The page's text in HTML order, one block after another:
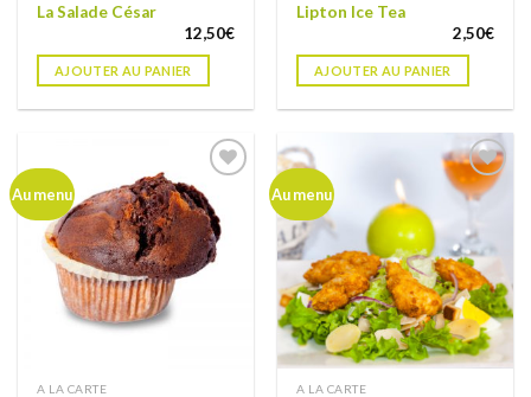
La Salade César
12,50€
AJOUTER AU PANIER
Lipton Ice Tea
2,50€
AJOUTER AU PANIER
Au menu
Ajouter
à ma
liste de
souhaits
A LA CARTE
Au menu
Ajouter
souhaits
A LA CARTE